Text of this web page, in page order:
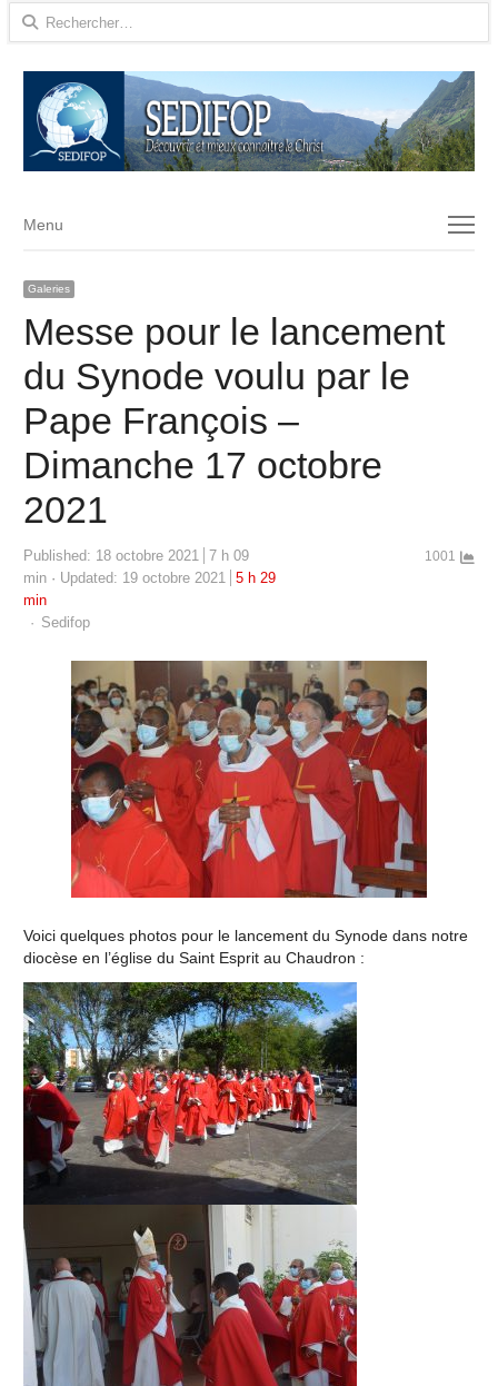
Rechercher :
Menu
Menu
Galeries
Messe pour le lancement
du Synode voulu par le
Pape François –
Dimanche 17 octobre
2021
Published: 18 octobre 2021
7 h 09
min
Updated: 19 octobre 2021
5 h 29
min
Author
Sedifop
1001
Voici quelques photos pour le lancement du Synode dans notre
diocèse en l’église du Saint Esprit au Chaudron :